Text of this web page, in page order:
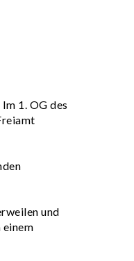
1. OG des
und
einem